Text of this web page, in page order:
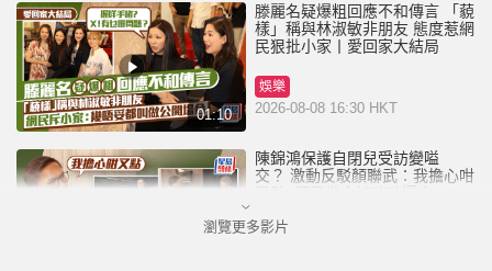
01:10
滕麗名疑爆粗回應不和傳言 「藐
樣」稱與林淑敏非朋友 態度惹網
民狠批小家丨愛回家大結局
娛樂
2026-08-08 16:30 HKT
陳錦鴻保護自閉兒受訪變嗌
交？ 激動反駁顏聯武：我擔心咁
娛樂
瀏覽更多影片